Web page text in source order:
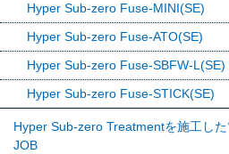
Hyper Sub-zero Fuse-MINI(SE)
Hyper Sub-zero Fuse-ATO(SE)
Hyper Sub-zero Fuse-SBFW-L(SE)
Hyper Sub-zero Fuse-STICK(SE)
Hyper Sub-zero Treatmentを施工し
JOB